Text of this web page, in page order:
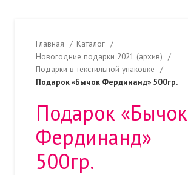
Главная
Каталог
Новогодние подарки 2021 (архив)
Подарки в текстильной упаковке
Подарок «Бычок Фердинанд» 500гр.
Подарок «Бычок
Фердинанд»
500гр.